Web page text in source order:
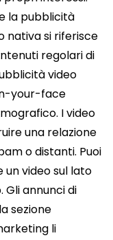
la pubblicità
nativa si riferisce
regolari di
video
your-face
I video
una relazione
o distanti. Puoi
un video sul lato
Gli annunci di
sezione
li